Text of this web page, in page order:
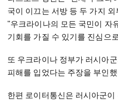
국이 이끄는 서방 등 두 가지
"우크라이나의 모든 국민이 자
기회를 가질 수 있기를 진심으
또 우크라이나 정부가 러시아
피해를 입었다는 주장을 부인
한편 로이터통신은 러시아군